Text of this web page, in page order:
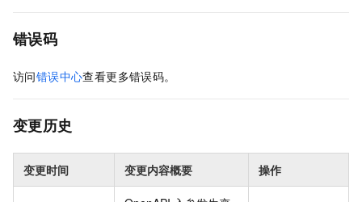
错误码
访问错误中心查看更多错误码。
变更历史
变更时间 变更内容概要 操作